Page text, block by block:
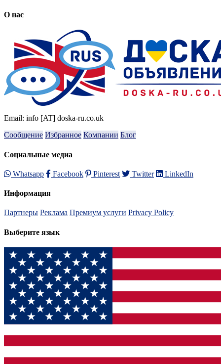
О нас
Email: info [AT] doska-ru.co.uk
Сообщение Избранное Компании Блог
Социальные медиа
Whatsapp Facebook Pinterest Twitter LinkedIn
Информация
Партнеры Реклама Премиум услуги Privacy Policy
Выберите язык